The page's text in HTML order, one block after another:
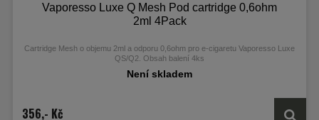
Vaporesso Luxe Q Mesh Pod cartridge 0,6ohm
2ml 4Pack
Cartridge Mesh o objemu 2ml a odporu 0,6ohm pro e-cigaretu Vaporesso Luxe
QS/Q2. Obsah balení 4ks
Není skladem
356,- Kč